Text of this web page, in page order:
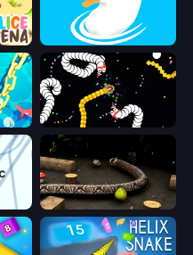
Ducklings
Worms.io
Snake 3D